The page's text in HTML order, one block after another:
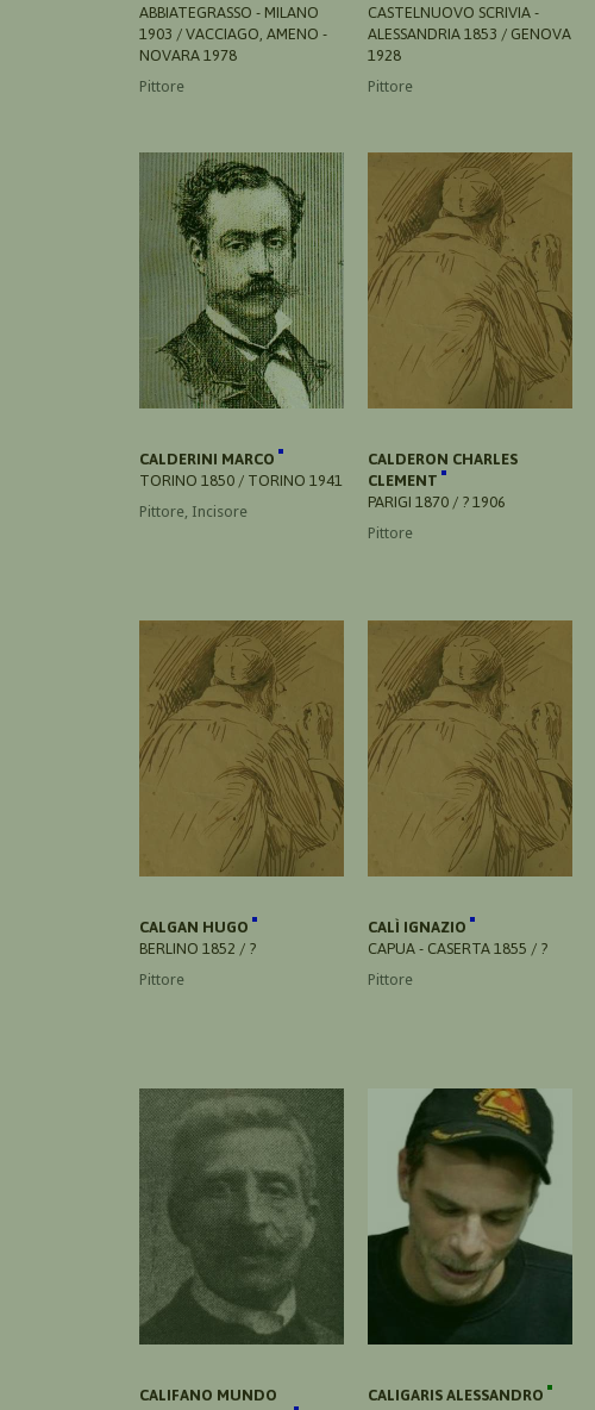
ABBIATEGRASSO - MILANO
1903 / VACCIAGO, AMENO -
NOVARA 1978
Pittore
CASTELNUOVO SCRIVIA -
ALESSANDRIA 1853 / GENOVA
1928
Pittore
CALDERINI MARCO
TORINO 1850 / TORINO 1941
Pittore, Incisore
CALDERON CHARLES
CLEMENT
PARIGI 1870 / ? 1906
Pittore
CALGAN HUGO
BERLINO 1852 / ?
Pittore
CALÌ IGNAZIO
CAPUA - CASERTA 1855 / ?
Pittore
CALIFANO MUNDO
CALIGARIS ALESSANDRO